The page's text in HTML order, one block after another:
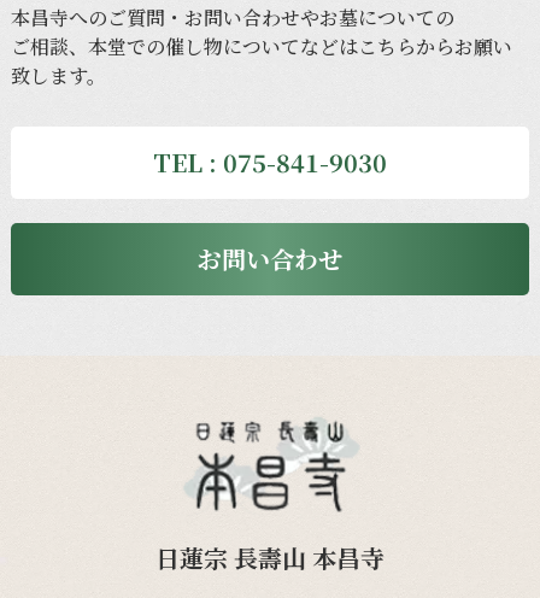
本昌寺へのご質問・ お問い合わせやお墓についての
ご相談、 本堂での催し物についてなどはこちらからお願い
致します。
TEL : 075-841-9030
お問い合わせ
日蓮宗 長壽山 本昌寺